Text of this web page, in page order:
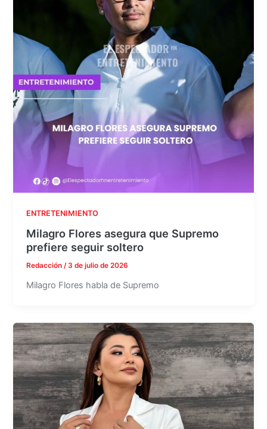
ENTRETENIMIENTO
Milagro Flores asegura que Supremo
prefiere seguir soltero
Redacción/ 3 de julio de 2026
Milagro Flores habla de Supremo